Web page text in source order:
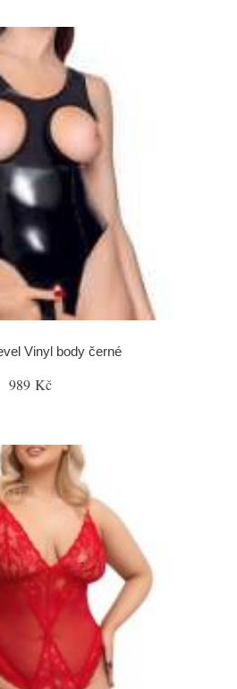
Vinyl body černé
989 Kč